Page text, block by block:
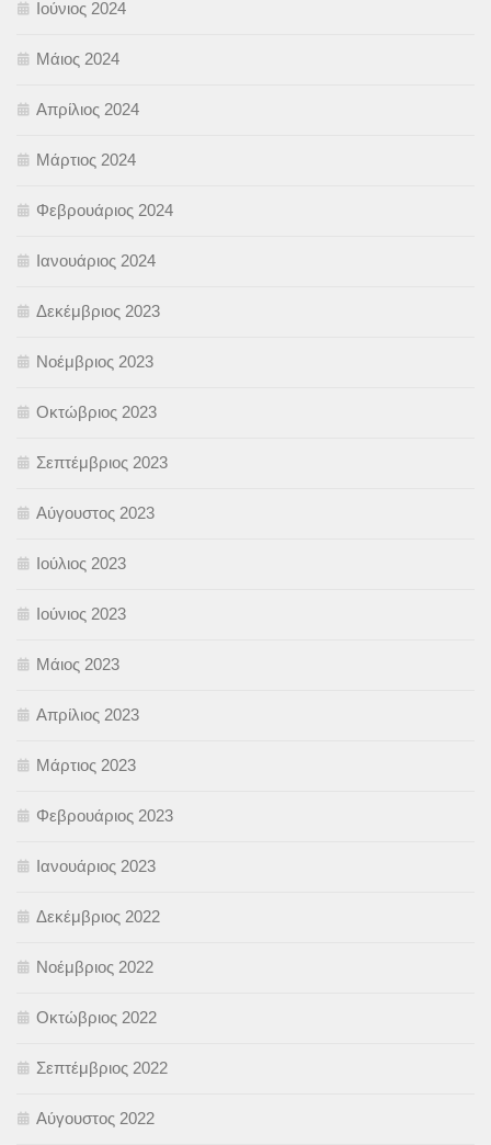
Ιούνιος 2024
Μάιος 2024
Απρίλιος 2024
Μάρτιος 2024
Φεβρουάριος 2024
Ιανουάριος 2024
Δεκέμβριος 2023
Νοέμβριος 2023
Οκτώβριος 2023
Σεπτέμβριος 2023
Αύγουστος 2023
Ιούλιος 2023
Ιούνιος 2023
Μάιος 2023
Απρίλιος 2023
Μάρτιος 2023
Φεβρουάριος 2023
Ιανουάριος 2023
Δεκέμβριος 2022
Νοέμβριος 2022
Οκτώβριος 2022
Σεπτέμβριος 2022
Αύγουστος 2022